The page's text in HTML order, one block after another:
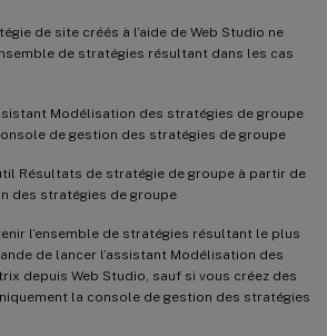
de site créés à l’aide de Web Studio ne
de stratégies résultant dans les cas
Modélisation des stratégies de groupe
de gestion des stratégies de groupe
Résultats de stratégie de groupe à partir de
des stratégies de groupe
l’ensemble de stratégies résultant le plus
de lancer l’assistant Modélisation des
depuis Web Studio, sauf si vous créez des
la console de gestion des stratégies